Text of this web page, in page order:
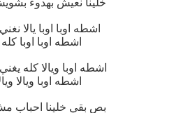
خلينا نعيش بهدوء
اشطه اوبا اوبا يالا
اشطه اوبا اوبا
اشطه اوبا ويالا كله
اشطه اوبا ويالا
بص بقي خلينا احباب